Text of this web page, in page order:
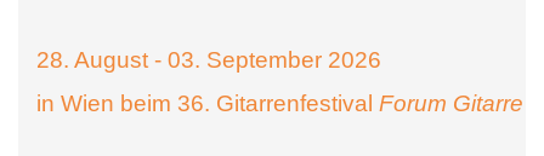
28. August - 03. September 2026
in Wien beim 36. Gitarrenfestival Forum Gitarre